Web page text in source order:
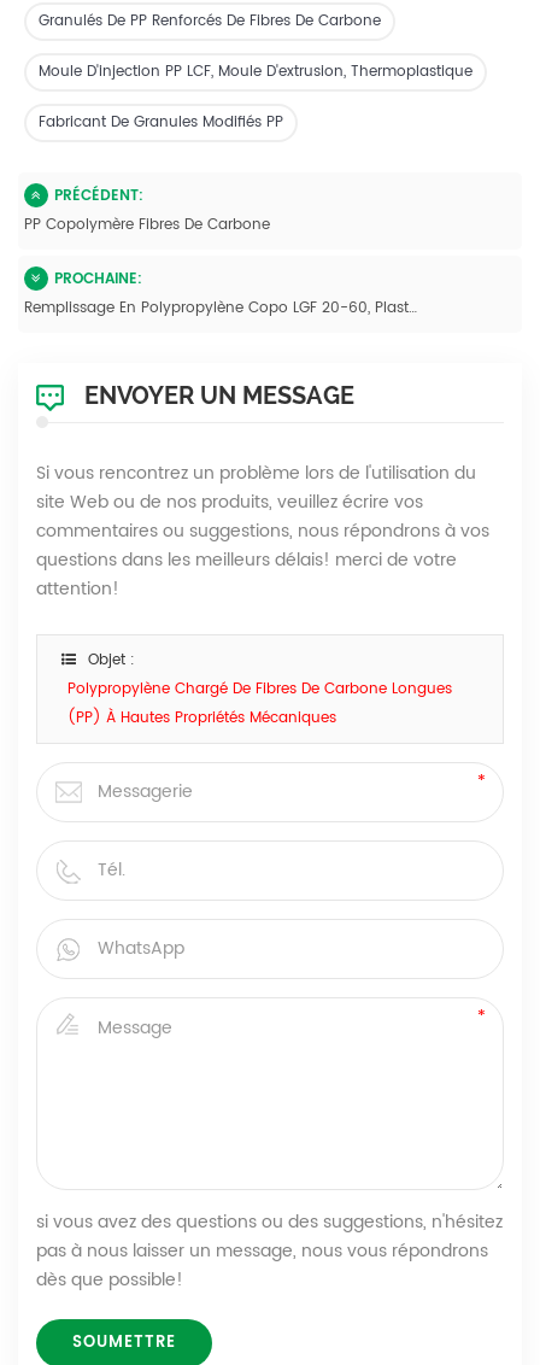
Granulés De PP Renforcés De Fibres De Carbone
Moule D'injection PP LCF, Moule D'extrusion, Thermoplastique
Fabricant De Granules Modifiés PP
PRÉCÉDENT:
PP Copolymère Fibres De Carbone
PROCHAINE:
Remplissage En Polypropylène Copo LGF 20-60, Plastique Renforcé Moulé Par Injection
ENVOYER UN MESSAGE
Si vous rencontrez un problème lors de l'utilisation du
site Web ou de nos produits, veuillez écrire vos
commentaires ou suggestions, nous répondrons à vos
questions dans les meilleurs délais! merci de votre
attention!
Objet :
Polypropylène Chargé De Fibres De Carbone Longues
(PP) À Hautes Propriétés Mécaniques
si vous avez des questions ou des suggestions, n'hésitez
pas à nous laisser un message, nous vous répondrons
dès que possible!